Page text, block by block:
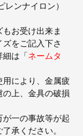
ンナイロン）
お受け出来ま
をご記入下さ
細は「ネームタ
により、金属疲
上、金具の破損
一の事故等が起
承ください。